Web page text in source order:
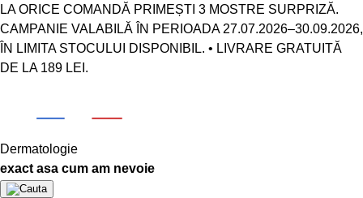
LA ORICE COMANDĂ PRIMEȘTI 3 MOSTRE SURPRIZĂ.
CAMPANIE VALABILĂ ÎN PERIOADA 27.07.2026–30.09.2026,
ÎN LIMITA STOCULUI DISPONIBIL. • LIVRARE GRATUITĂ
DE LA 189 LEI.
Dermatologie
exact asa cum am nevoie